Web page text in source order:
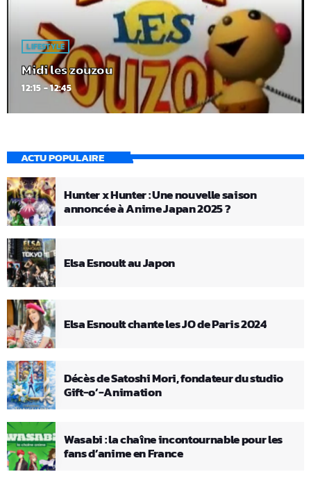
LIFESTYLE
Midi les zouzou
12:15 - 12:45
ACTU POPULAIRE
Hunter x Hunter : Une nouvelle saison
annoncée à Anime Japan 2025 ?
Elsa Esnoult au Japon
Elsa Esnoult chante les JO de Paris 2024
Décès de Satoshi Mori, fondateur du studio
Gift-o’-Animation
Wasabi : la chaîne incontournable pour les
fans d’anime en France